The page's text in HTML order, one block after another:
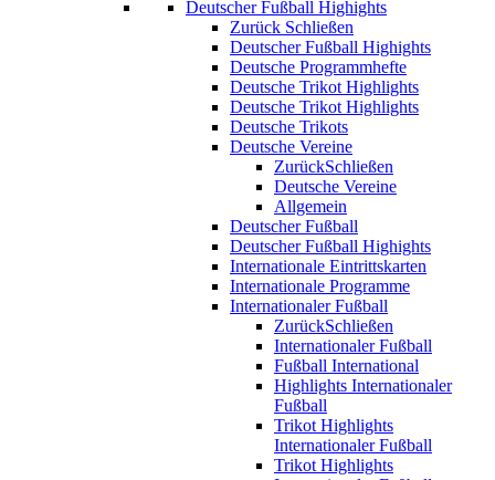
Deutscher Fußball Highights
Zurück Schließen
Deutscher Fußball Highights
Deutsche Programmhefte
Deutsche Trikot Highlights
Deutsche Trikot Highlights
Deutsche Trikots
Deutsche Vereine
ZurückSchließen
Deutsche Vereine
Allgemein
Deutscher Fußball
Deutscher Fußball Highights
Internationale Eintrittskarten
Internationale Programme
Internationaler Fußball
ZurückSchließen
Internationaler Fußball
Fußball International
Highlights Internationaler
Fußball
Trikot Highlights
Internationaler Fußball
Trikot Highlights